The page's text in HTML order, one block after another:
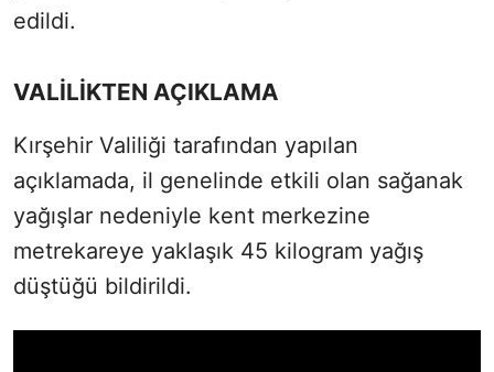
edildi.
VALİLİKTEN AÇIKLAMA
Kırşehir Valiliği tarafından yapılan
açıklamada, il genelinde etkili olan sağanak
yağışlar nedeniyle kent merkezine
metrekareye yaklaşık 45 kilogram yağış
düştüğü bildirildi.